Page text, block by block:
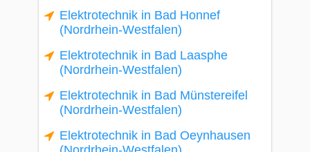
Elektrotechnik in Bad Honnef
(Nordrhein-Westfalen)
Elektrotechnik in Bad Laasphe
(Nordrhein-Westfalen)
Elektrotechnik in Bad Münstereifel
(Nordrhein-Westfalen)
Elektrotechnik in Bad Oeynhausen